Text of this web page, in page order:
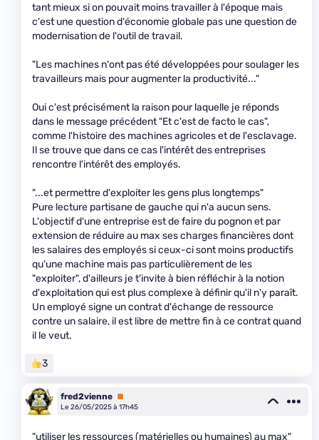
tant mieux si on pouvait moins travailler à l'époque mais
c'est une question d'économie globale pas une question de
modernisation de l'outil de travail.
"Les machines n'ont pas été développées pour soulager les
travailleurs mais pour augmenter la productivité..."
Oui c'est précisément la raison pour laquelle je réponds
dans le message précédent "Et c'est de facto le cas",
comme l'histoire des machines agricoles et de l'esclavage.
Il se trouve que dans ce cas l'intérêt des entreprises
rencontre l'intérêt des employés.
"...et permettre d'exploiter les gens plus longtemps"
Pure lecture partisane de gauche qui n'a aucun sens.
L'objectif d'une entreprise est de faire du pognon et par
extension de réduire au max ses charges financières dont
les salaires des employés si ceux-ci sont moins productifs
qu'une machine mais pas particulièrement de les
"exploiter", d'ailleurs je t'invite à bien réfléchir à la notion
d'exploitation qui est plus complexe à définir qu'il n'y paraît.
Un employé signe un contrat d'échange de ressource
contre un salaire, il est libre de mettre fin à ce contrat quand
il le veut.
3
fred2vienne Premium
Le 26/05/2025 à 17h45
"utiliser les ressources (matérielles ou humaines) au max"